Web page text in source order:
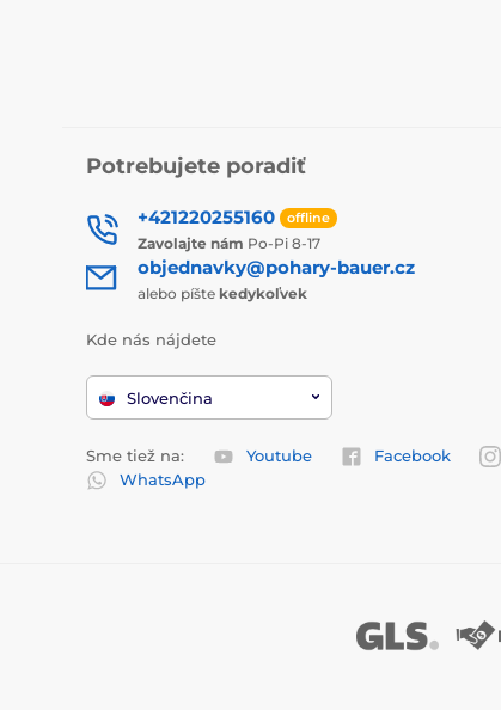
Potrebujete poradiť
+421220255160 offline
Zavolajte nám Po-Pi 8-17
objednavky@pohary-bauer.cz
alebo píšte kedykoľvek
Kde nás nájdete
Slovenčina
Sme tiež na: Youtube Facebook
WhatsApp